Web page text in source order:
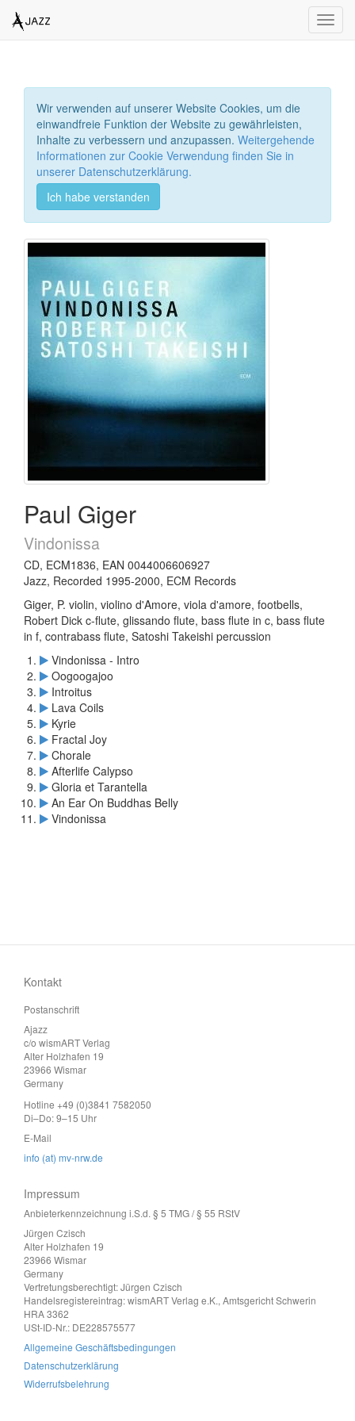
Wir verwenden auf unserer Website Cookies, um die
einwandfreie Funktion der Website zu gewährleisten,
Inhalte zu verbessern und anzupassen. Weitergehende
Informationen zur Cookie Verwendung finden Sie in
unserer Datenschutzerklärung.
Ich habe verstanden
Paul Giger
Vindonissa
CD, ECM1836, EAN 0044006606927
Jazz, Recorded 1995-2000, ECM Records
Giger, P. violin, violino d'Amore, viola d'amore, footbells,
Robert Dick c-flute, glissando flute, bass flute in c, bass flute
in f, contrabass flute, Satoshi Takeishi percussion
Vindonissa - Intro
Oogoogajoo
Introitus
Lava Coils
Kyrie
Fractal Joy
Chorale
Afterlife Calypso
Gloria et Tarantella
An Ear On Buddhas Belly
Vindonissa
Kontakt
Postanschrift
Ajazz
c/o wismART Verlag
Alter Holzhafen 19
23966 Wismar
Germany
Hotline +49 (0)3841 7582050
Di–Do: 9–15 Uhr
E-Mail
info (at) mv-nrw.de
Impressum
Anbieterkennzeichnung i.S.d. § 5 TMG / § 55 RStV
Jürgen Czisch
Alter Holzhafen 19
23966 Wismar
Germany
Vertretungsberechtigt: Jürgen Czisch
Handelsregistereintrag: wismART Verlag e.K., Amtsgericht Schwerin
HRA 3362
USt-ID-Nr.: DE228575577
Allgemeine Geschäftsbedingungen
Datenschutzerklärung
Widerrufsbelehrung